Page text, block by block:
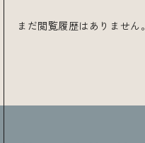
まだ閲覧履歴はありません。